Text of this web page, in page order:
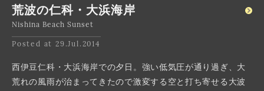
荒波の仁科・大浜海岸
Nishina Beach Sunset
Posted at 29.Jul.2014
西伊豆仁科・大浜海岸での夕日。強い低気圧が通り過ぎ、大
荒れの風雨が治まってきたので激変する空と打ち寄せる大波